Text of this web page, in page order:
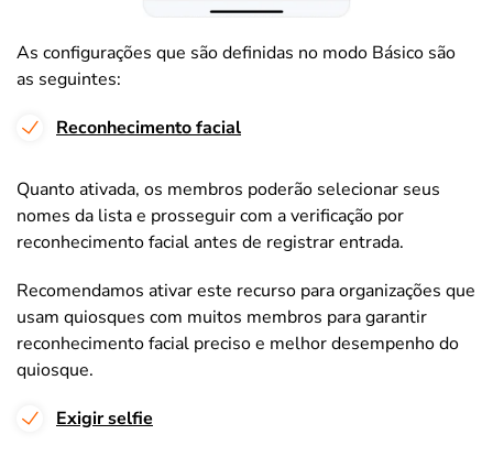
As configurações que são definidas no modo Básico são
as seguintes:
Reconhecimento facial
Quanto ativada, os membros poderão selecionar seus
nomes da lista e prosseguir com a verificação por
reconhecimento facial antes de registrar entrada.
Recomendamos ativar este recurso para organizações que
usam quiosques com muitos membros para garantir
reconhecimento facial preciso e melhor desempenho do
quiosque.
Exigir selfie